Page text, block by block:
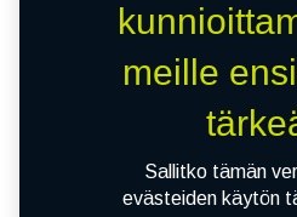
meille
Sallitko tämän
evästeiden käytön